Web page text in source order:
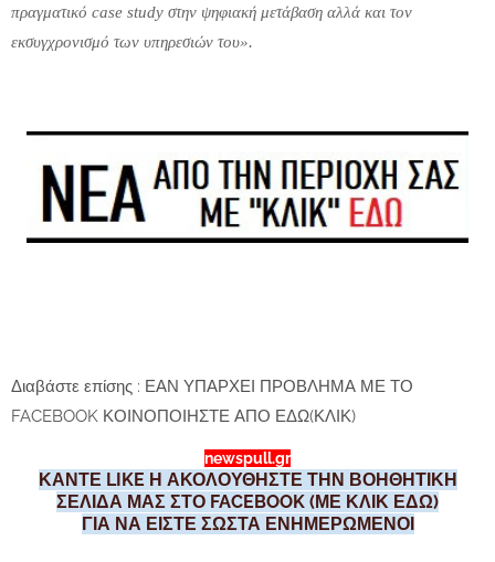
πραγματικό case study στην ψηφιακή μετάβαση αλλά και τον
εκσυγχρονισμό των υπηρεσιών του».
Διαβάστε επίσης : ΕΑΝ ΥΠΑΡΧΕΙ ΠΡΟΒΛΗΜΑ ΜΕ ΤΟ
FACEBOOK ΚΟΙΝΟΠΟΙΗΣΤΕ ΑΠΟ ΕΔΩ(ΚΛΙΚ)
newspull.gr
ΚΑΝΤΕ LIKE Η ΑΚΟΛΟΥΘΗΣΤΕ ΤΗΝ ΒΟΗΘΗΤΙΚΗ
ΣΕΛΙΔΑ ΜΑΣ ΣΤΟ FACEBOOK (ΜΕ ΚΛΙΚ ΕΔΩ)
ΓΙΑ ΝΑ ΕΙΣΤΕ ΣΩΣΤΑ ΕΝΗΜΕΡΩΜΕΝΟΙ